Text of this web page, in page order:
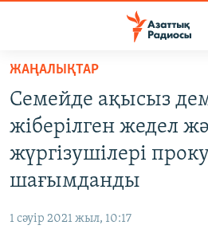
Skip
main
content
to
main
Skip
САЯСАТ
AZATTYQTV
ӘЛЕУМЕТ
ЖАҢАЛЫҚТАР
Семейде ақысыз
жіберілген жедел
жүргізушілері
шағымданды
1 сәуір 2021 жыл, 10:17